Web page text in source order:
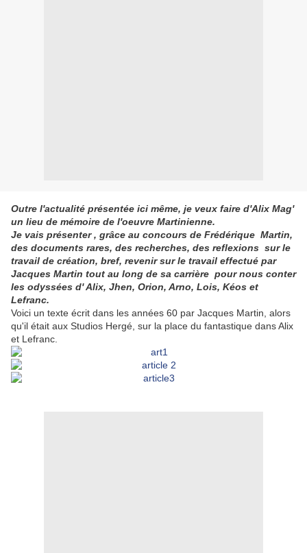
Outre l'actualité présentée ici même, je veux faire d'Alix Mag'
un lieu de mémoire de l'oeuvre Martinienne.
Je vais présenter , grâce au concours de Frédérique Martin,
des documents rares, des recherches, des reflexions sur le
travail de création, bref, revenir sur le travail effectué par
Jacques Martin tout au long de sa carrière pour nous conter
les odyssées d' Alix, Jhen, Orion, Arno, Lois, Kéos et
Lefranc.
Voici un texte écrit dans les années 60 par Jacques Martin, alors
qu'il était aux Studios Hergé, sur la place du fantastique dans Alix
et Lefranc.